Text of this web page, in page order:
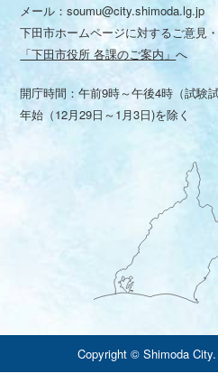
メール：soumu@city.shimoda.lg.jp
下田市ホームページに対するご意見
「下田市役所 各課のご案内」へ
開庁時間：午前9時～午後4時（試験
年始（12月29日～1月3日)を除く
Copyright © Shimoda